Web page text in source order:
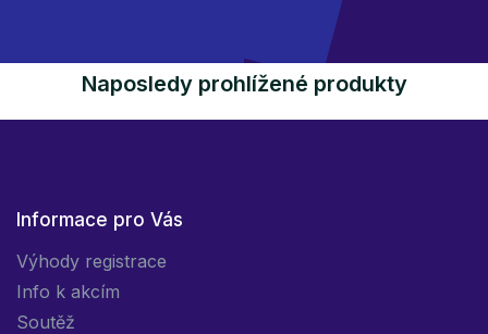
Naposledy prohlížené produkty
Informace pro Vás
Výhody registrace
Info k akcím
Soutěž